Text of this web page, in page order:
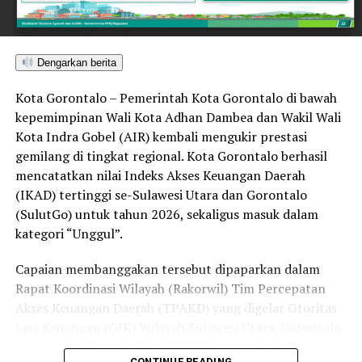
Selain pengukuhan nilai toleransi, kondusivitas daerah
turut ditopang oleh tindakan tegas Pemkot Gorontalo
bersama aparat penegak hukum dalam memberantas
secara menyeluruh, tidak hanya menyasar pengecer
skala kecil tetapi juga distributor dan toko-toko besar
yang melanggar aturan.
Dalam daftar pemeringkatan nasional tersebut, Kota
Denpasar menempati posisi puncak dengan tingkat rasa
aman masyarakat melebihi 81 persen, disusul oleh Kota
Yogyakarta, Surakarta, Semarang, Magelang, dan
Kota Gorontalo yang berada di urutan ketujuh berhasil
mengungguli sejumlah kota berkembang lainnya di
Singkawang. Capaian ini menjadi bukti konkret bahwa
Dengarkan berita
Kota Gorontalo – Pemerintah Kota Gorontalo di bawah
kepemimpinan Wali Kota Adhan Dambea dan Wakil Wali
Kota Indra Gobel (AIR) kembali mengukir prestasi
gemilang di tingkat regional. Kota Gorontalo berhasil
mencatatkan nilai Indeks Akses Keuangan Daerah
(IKAD) tertinggi se-Sulawesi Utara dan Gorontalo
(SulutGo) untuk tahun 2026, sekaligus masuk dalam
kategori “Unggul”.
Capaian membanggakan tersebut dipaparkan dalam
Rapat Koordinasi Wilayah (Rakorwil) Tim Percepatan
Akses Keuangan Daerah (TPAKD) yang digelar Otoritas
dan Maluku Utara di Hotel NDC Resort and Spa,